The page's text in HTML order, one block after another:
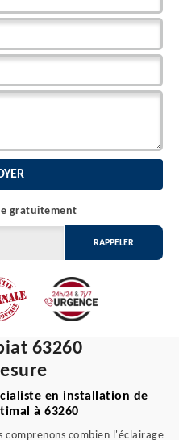
gratuitement
63260
en installation de
à 63260
comprenons combien l'éclairage